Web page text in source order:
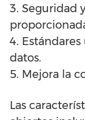
3. Seguridad
4.
datos.
5. Mejora la
Las